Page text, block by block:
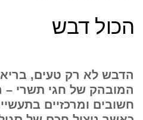
הכול דבש
הדבש לא רק טעים,
המובהק של חגי תשרי –
חשובים ומרכזיים